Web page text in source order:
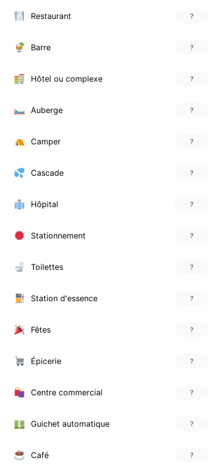
Restaurant ?
Barre ?
Hôtel ou complexe ?
Auberge ?
Camper ?
Cascade ?
Hôpital ?
Stationnement ?
Toilettes ?
Station d'essence ?
Fêtes ?
Épicerie ?
Centre commercial ?
Guichet automatique ?
Café ?